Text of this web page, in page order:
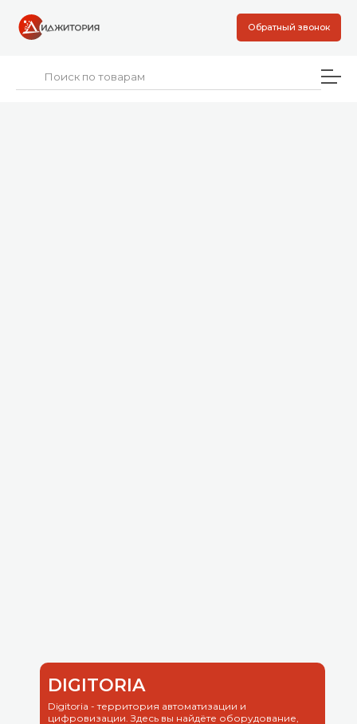
Обратный звонок
DIGITORIA
Digitoria - территория автоматизации и
цифровизации. Здесь вы найдёте оборудование,